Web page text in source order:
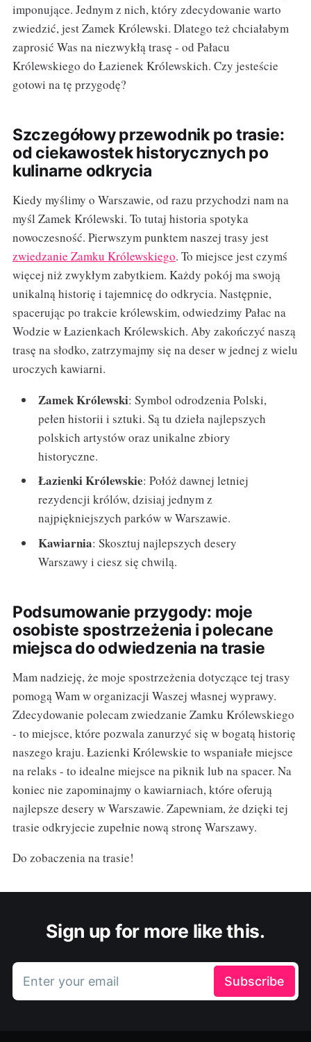
imponujące. Jednym z nich, który zdecydowanie warto
zwiedzić, jest Zamek Królewski. Dlatego też chciałabym
zaprosić Was na niezwykłą trasę - od Pałacu
Królewskiego do Łazienek Królewskich. Czy jesteście
gotowi na tę przygodę?
Szczegółowy przewodnik po trasie:
od ciekawostek historycznych po
kulinarne odkrycia
Kiedy myślimy o Warszawie, od razu przychodzi nam na
myśl Zamek Królewski. To tutaj historia spotyka
nowoczesność. Pierwszym punktem naszej trasy jest
zwiedzanie Zamku Królewskiego. To miejsce jest czymś
więcej niż zwykłym zabytkiem. Każdy pokój ma swoją
unikalną historię i tajemnicę do odkrycia. Następnie,
spacerując po trakcie królewskim, odwiedzimy Pałac na
Wodzie w Łazienkach Królewskich. Aby zakończyć naszą
trasę na słodko, zatrzymajmy się na deser w jednej z wielu
uroczych kawiarni.
Zamek Królewski: Symbol odrodzenia Polski,
pełen historii i sztuki. Są tu dzieła najlepszych
polskich artystów oraz unikalne zbiory
historyczne.
Łazienki Królewskie: Połóż dawnej letniej
rezydencji królów, dzisiaj jednym z
najpiękniejszych parków w Warszawie.
Kawiarnia: Skosztuj najlepszych desery
Warszawy i ciesz się chwilą.
Podsumowanie przygody: moje
osobiste spostrzeżenia i polecane
miejsca do odwiedzenia na trasie
Mam nadzieję, że moje spostrzeżenia dotyczące tej trasy
pomogą Wam w organizacji Waszej własnej wyprawy.
Zdecydowanie polecam zwiedzanie Zamku Królewskiego
- to miejsce, które pozwala zanurzyć się w bogatą historię
naszego kraju. Łazienki Królewskie to wspaniałe miejsce
na relaks - to idealne miejsce na piknik lub na spacer. Na
koniec nie zapominajmy o kawiarniach, które oferują
najlepsze desery w Warszawie. Zapewniam, że dzięki tej
trasie odkryjecie zupełnie nową stronę Warszawy.
Do zobaczenia na trasie!
Sign up for more like this.
Enter your email Subscribe